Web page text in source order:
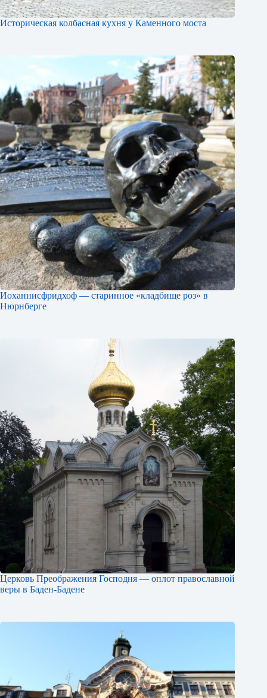
Историческая колбасная кухня у Каменного моста
Иоханнисфридхоф — старинное «кладбище роз» в
Нюрнберге
Церковь Преображения Господня — оплот православной
веры в Баден-Бадене